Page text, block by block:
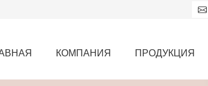
КОМПАНИЯ ПРОДУКЦИЯ